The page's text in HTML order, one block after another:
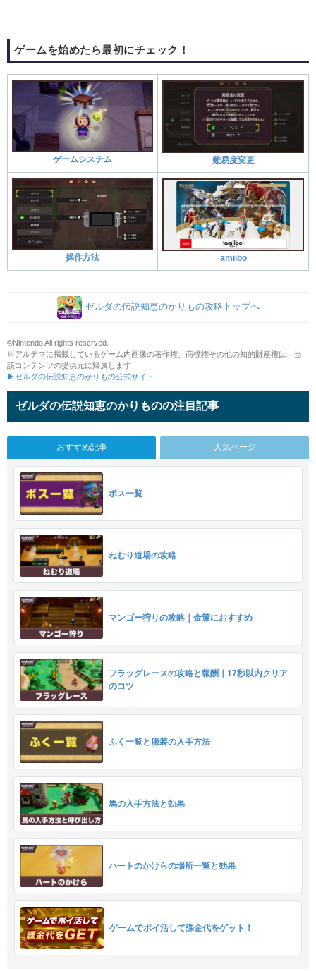
ゲームを始めたら最初にチェック！
ゲームシステム 難易度変更
操作方法 amiibo
ゼルダの伝説知恵のかりもの攻略トップへ
©Nintendo All rights reserved.
※アルテマに掲載しているゲーム内画像の著作権、商標権その他の知的財産権は、当
該コンテンツの提供元に帰属します
▶ゼルダの伝説知恵のかりもの公式サイト
ゼルダの伝説知恵のかりものの注目記事
おすすめ記事 人気ページ
ボス一覧
ねむり道場の攻略
マンゴー狩りの攻略｜金策におすすめ
フラッグレースの攻略と報酬｜17秒以内クリア
のコツ
ふく一覧と服装の入手方法
馬の入手方法と効果
ハートのかけらの場所一覧と効果
ゲームでポイ活して課金代をゲット！